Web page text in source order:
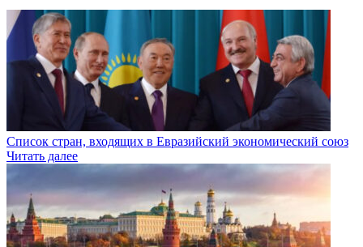
Список стран, входящих в Евразийский экономический союз
Читать далее